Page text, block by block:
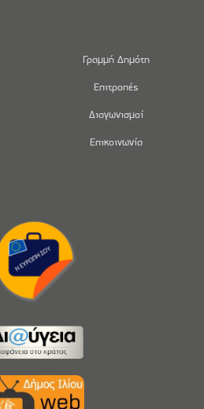
Γραμμή Δημότη
Επιτροπές
Διαγωνισμοί
Επικοινωνία